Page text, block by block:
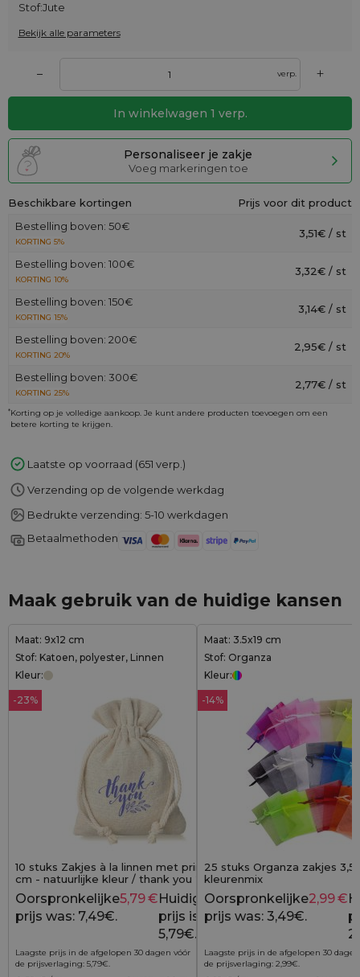
Stof:Jute
Bekijk alle parameters
– verp. +
In winkelwagen 1 verp.
Personaliseer je zakje
Voeg markeringen toe
Beschikbare kortingen
Prijs voor dit product
Bestelling boven: 50€
KORTING 5%
3,51€ / st
Bestelling boven: 100€
KORTING 10%
3,32€ / st
Bestelling boven: 150€
KORTING 15%
3,14€ / st
Bestelling boven: 200€
KORTING 20%
2,95€ / st
Bestelling boven: 300€
KORTING 25%
2,77€ / st
*Korting op je volledige aankoop. Je kunt andere producten toevoegen om een
betere korting te krijgen.
Laatste op voorraad (651 verp.)
Verzending op de volgende werkdag
Bedrukte verzending: 5-10 werkdagen
Betaalmethoden
Maak gebruik van de huidige kansen
Maat: 9x12 cm
Stof: Katoen, polyester, Linnen
Kleur:
-23%
10 stuks Zakjes à la linnen met print 9 x 12
cm - natuurlijke kleur / thank you 2
7,49 €
Oorspronkelijke
prijs was: 7,49€.
5,79€Huidige
prijs is:
5,79€.
Laagste prijs in de afgelopen 30 dagen vóór
de prijsverlaging: 5,79€.
Maat: 3.5x19 cm
Stof: Organza
Kleur:
-14%
25 stuks Organza zakjes 3,5
kleurenmix
Oorspronkelijke
prijs was: 3,49€.
2,99€
Laagste prijs in de afgelopen 30
de prijsverlaging: 2,99€.